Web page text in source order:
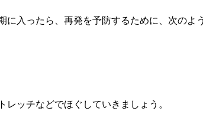
入ったら、再発を予防するために、次のよ
ッチなどでほぐしていきましょう。